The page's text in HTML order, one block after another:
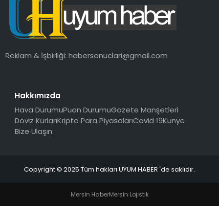
SAĞLIK
MAGAZIN
Reklam & İşbirliği:habersonuclari@gmail.com
Hakkımızda
Hava DurumuPuan DurumuGazete Manşetleri
Döviz KurlarıKripto Para PiyasalarıCovid 19Künye
Bize Ulaşın
Copyright © 2025 Tüm hakları UYUM HABER 'de saklıdır.
Mersin HaberMersin Lojistik